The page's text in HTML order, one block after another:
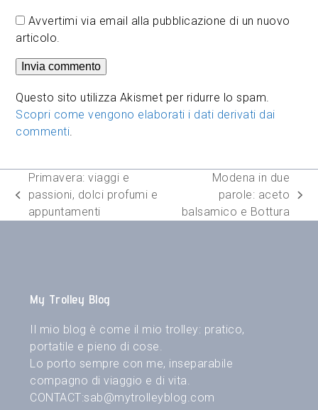
Avvertimi via email alla pubblicazione di un nuovo
articolo.
Questo sito utilizza Akismet per ridurre lo spam.
Scopri come vengono elaborati i dati derivati dai
commenti
post
precedente:
Primavera: viaggi e
passioni, dolci profumi e
appuntamenti
successivo:
Modena in due
parole: aceto
balsamico e Bottura
My Trolley Blog
Il mio blog è come il mio trolley: pratico,
portatile e pieno di cose.
Lo porto sempre con me, inseparabile
compagno di viaggio e di vita.
CONTACT:sab@mytrolleyblog.com